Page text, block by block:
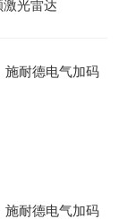
光雷达
施耐德电气加码
施耐德电气加码